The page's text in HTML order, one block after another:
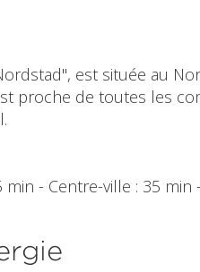
est située au
proche de toutes les
- Centre-ville : 35 min